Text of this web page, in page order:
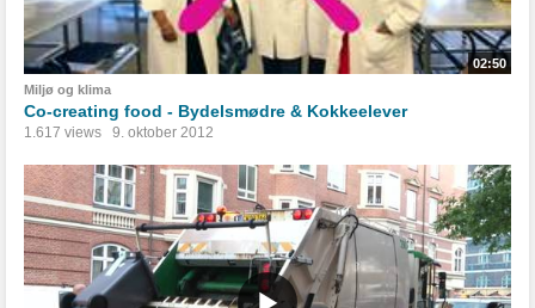
02:50
Miljø og klima
Co-creating food - Bydelsmødre & Kokkeelever
1.617 views 9. oktober 2012